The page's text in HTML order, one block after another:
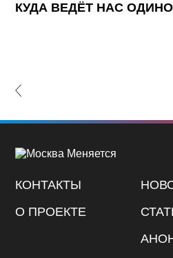
КУДА ВЕДЁТ НАС
КОНТАКТЫ
О ПРОЕКТЕ